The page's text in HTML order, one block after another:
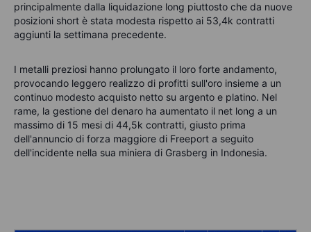
principalmente dalla liquidazione long piuttosto che da nuove
posizioni short è stata modesta rispetto ai 53,4k contratti
aggiunti la settimana precedente.
I metalli preziosi hanno prolungato il loro forte andamento,
provocando leggero realizzo di profitti sull'oro insieme a un
continuo modesto acquisto netto su argento e platino. Nel
rame, la gestione del denaro ha aumentato il net long a un
massimo di 15 mesi di 44,5k contratti, giusto prima
dell'annuncio di forza maggiore di Freeport a seguito
dell'incidente nella sua miniera di Grasberg in Indonesia.